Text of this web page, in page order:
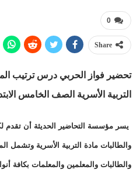
0
Share
تحضير فواز الحربي درس ترتيب
التربية الأسرية الصف الخامس الابتدائي
يسر مؤسسة التحاضير الحديثة أن تقدم
والطالبات مادة التربية الأسرية وتشمل
والطالبات والمعلمين والمعلمات بكافة